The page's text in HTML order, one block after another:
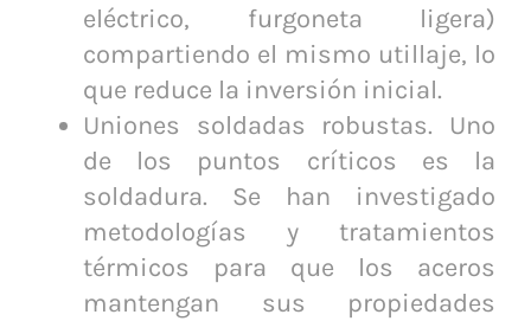
eléctrico, furgoneta ligera)
compartiendo el mismo utillaje, lo
que reduce la inversión inicial.
Uniones soldadas robustas. Uno
de los puntos críticos es la
soldadura. Se han investigado
metodologías y tratamientos
térmicos para que los aceros
mantengan sus propiedades